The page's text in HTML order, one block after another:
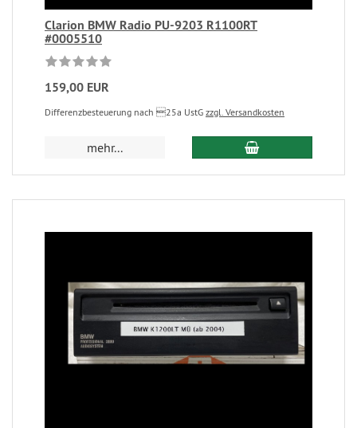
Clarion BMW Radio PU-9203 R1100RT
#0005510
159,00 EUR
Differenzbesteuerung nach 25a UstG zzgl. Versandkosten
mehr...